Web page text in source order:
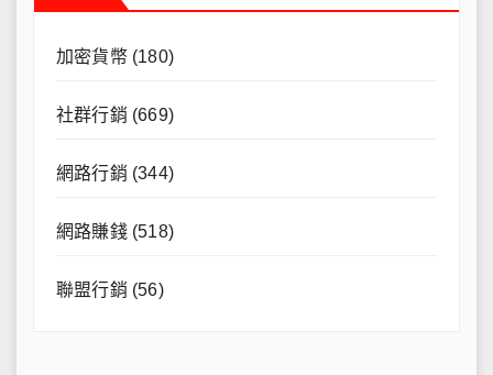
加密貨幣(180)
社群行銷 (669)
網路行銷 (344)
網路賺錢(518)
聯盟行銷 (56)